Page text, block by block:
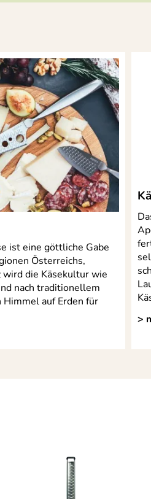
und gut zu bedienen.
ist eine göttliche Gabe
Österreichs,
wird die Käsekultur wie
nach traditionellem
auf Erden für
>